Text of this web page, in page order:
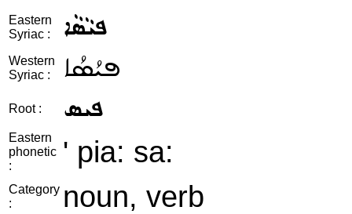
Eastern
Syriac :
ܦܝܵܣܵܐ
Western
Syriac :
ܦܝܳܣܳܐ
Root : ܦܝܣ
Eastern
phonetic
:
' pia: sa:
Category
:
noun, verb